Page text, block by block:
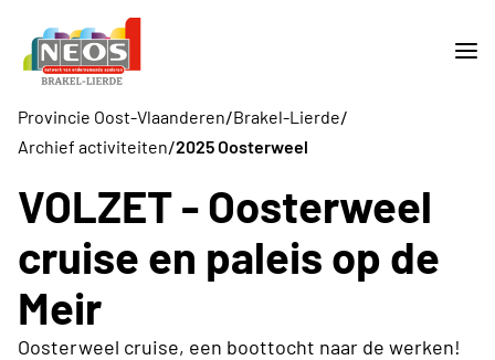
Provincie Oost-Vlaanderen/Brakel-Lierde/
Archief activiteiten/2025 Oosterweel
VOLZET - Oosterweel
cruise en paleis op de
Meir
Oosterweel cruise, een boottocht naar de werken!